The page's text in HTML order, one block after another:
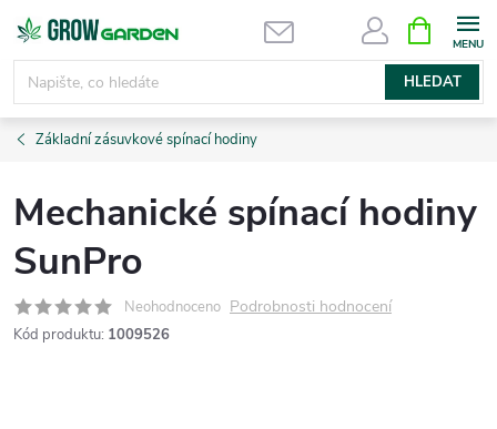
Přejít
obsah
HLEDAT
NÁKUPNÍ
KOŠÍK
Základní zásuvkové spínací hodiny
Mechanické spínací hodiny
SunPro
Neohodnoceno Podrobnosti hodnocení
Kód produktu: 1009526